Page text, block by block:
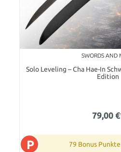
SWORDS AND
Solo Leveling – Cha Hae-In
Edition
79,00
P 79 Bonus